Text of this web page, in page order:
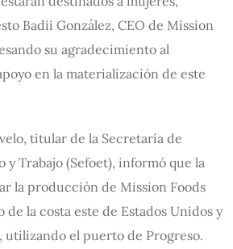
Badii González, CEO de Mission
su agradecimiento al
en la materialización de este
titular de la Secretaría de
y Trabajo (Sefoet), informó que la
la producción de Mission Foods
de la costa este de Estados Unidos y
utilizando el puerto de Progreso.